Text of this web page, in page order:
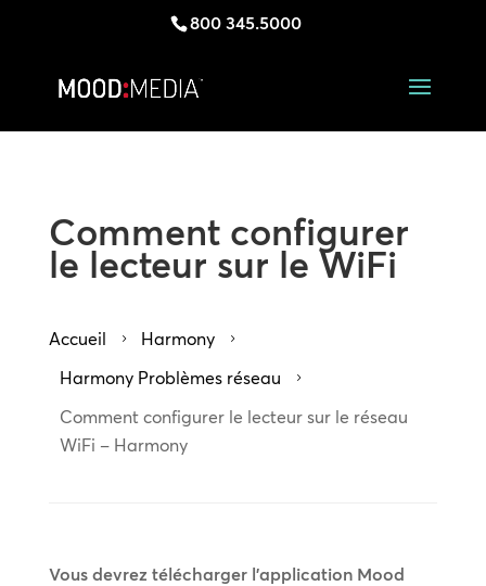
800 345.5000
Comment configurer
le lecteur sur le WiFi
Accueil 5 Harmony 5
Harmony Problèmes réseau 5
Comment configurer le lecteur sur le réseau
WiFi – Harmony
Vous devrez télécharger l'application Mood